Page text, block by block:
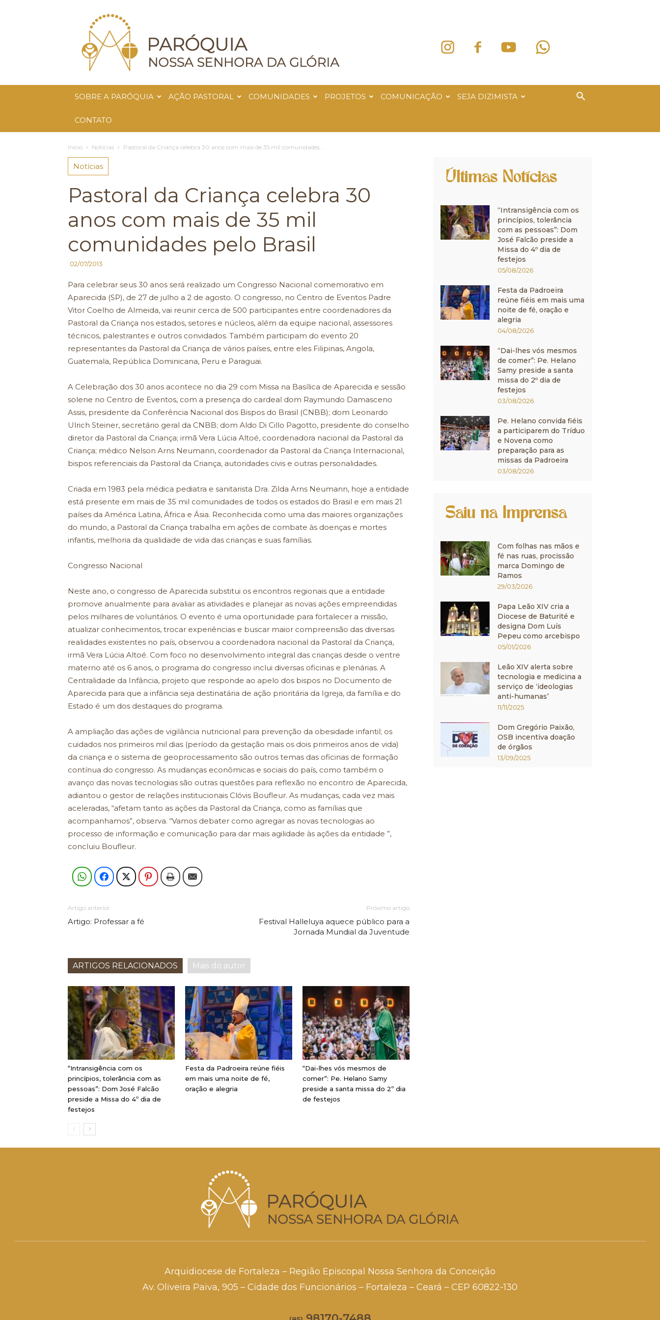
Paróquia
Nossa
Senhora
da
Glória
SOBRE A PARÓQUIA AÇÃO PASTORAL COMUNIDADES PROJETOS COMUNICAÇÃO SEJA DIZIMISTA
CONTATO
Início Notícias Pastoral da Criança celebra 30 anos com mais de 35 mil comunidades...
Notícias
Pastoral da Criança celebra 30
anos com mais de 35 mil
comunidades pelo Brasil
02/07/2013
Para celebrar seus 30 anos será realizado um Congresso Nacional comemorativo em
Aparecida (SP), de 27 de julho a 2 de agosto. O congresso, no Centro de Eventos Padre
Vitor Coelho de Almeida, vai reunir cerca de 500 participantes entre coordenadores da
Pastoral da Criança nos estados, setores e núcleos, além da equipe nacional, assessores
técnicos, palestrantes e outros convidados. Também participam do evento 20
representantes da Pastoral da Criança de vários países, entre eles Filipinas, Angola,
Guatemala, República Dominicana, Peru e Paraguai.
A Celebração dos 30 anos acontece no dia 29 com Missa na Basílica de Aparecida e sessão
solene no Centro de Eventos, com a presença do cardeal dom Raymundo Damasceno
Assis, presidente da Conferência Nacional dos Bispos do Brasil (CNBB); dom Leonardo
Ulrich Steiner, secretário geral da CNBB; dom Aldo Di Cillo Pagotto, presidente do conselho
diretor da Pastoral da Criança; irmã Vera Lúcia Altoé, coordenadora nacional da Pastoral da
Criança; médico Nelson Arns Neumann, coordenador da Pastoral da Criança Internacional,
bispos referenciais da Pastoral da Criança, autoridades civis e outras personalidades.
Criada em 1983 pela médica pediatra e sanitarista Dra. Zilda Arns Neumann, hoje a entidade
está presente em mais de 35 mil comunidades de todos os estados do Brasil e em mais 21
países da América Latina, África e Ásia. Reconhecida como uma das maiores organizações
do mundo, a Pastoral da Criança trabalha em ações de combate às doenças e mortes
infantis, melhoria da qualidade de vida das crianças e suas famílias.
Congresso Nacional
Neste ano, o congresso de Aparecida substitui os encontros regionais que a entidade
promove anualmente para avaliar as atividades e planejar as novas ações empreendidas
pelos milhares de voluntários. O evento é uma oportunidade para fortalecer a missão,
atualizar conhecimentos, trocar experiências e buscar maior compreensão das diversas
realidades existentes no país, observou a coordenadora nacional da Pastoral da Criança,
irmã Vera Lúcia Altoé. Com foco no desenvolvimento integral das crianças desde o ventre
materno até os 6 anos, o programa do congresso inclui diversas oficinas e plenárias. A
Centralidade da Infância, projeto que responde ao apelo dos bispos no Documento de
Aparecida para que a infância seja destinatária de ação prioritária da Igreja, da família e do
Estado é um dos destaques do programa.
A ampliação das ações de vigilância nutricional para prevenção da obesidade infantil; os
cuidados nos primeiros mil dias (período da gestação mais os dois primeiros anos de vida)
da criança e o sistema de geoprocessamento são outros temas das oficinas de formação
contínua do congresso. As mudanças econômicas e sociais do país, como também o
avanço das novas tecnologias são outras questões para reflexão no encontro de Aparecida,
adiantou o gestor de relações institucionais Clóvis Boufleur. As mudanças, cada vez mais
aceleradas, “afetam tanto as ações da Pastoral da Criança, como as famílias que
acompanhamos”, observa. “Vamos debater como agregar as novas tecnologias ao
processo de informação e comunicação para dar mais agilidade às ações da entidade ”,
concluiu Boufleur.
Artigo anterior
Artigo: Professar a fé
Próximo artigo
Festival Halleluya aquece público para a
Jornada Mundial da Juventude
ARTIGOS RELACIONADOS Mais do autor
“Intransigência com os
princípios, tolerância com as
pessoas”: Dom José Falcão
preside a Missa do 4º dia de
festejos
Festa da Padroeira reúne fiéis
em mais uma noite de fé,
oração e alegria
“Dai-lhes vós mesmos de
comer”: Pe. Helano Samy
preside a santa missa do 2º dia
de festejos
Últimas Notícias
“Intransigência com os
princípios, tolerância
com as pessoas”: Dom
José Falcão preside a
Missa do 4º dia de
festejos
05/08/2026
Festa da Padroeira
reúne fiéis em mais uma
noite de fé, oração e
alegria
04/08/2026
“Dai-lhes vós mesmos
de comer”: Pe. Helano
Samy preside a santa
missa do 2º dia de
festejos
03/08/2026
Pe. Helano convida fiéis
a participarem do Tríduo
e Novena como
preparação para as
missas da Padroeira
03/08/2026
Saiu na Imprensa
Com folhas nas mãos e
fé nas ruas, procissão
marca Domingo de
Ramos
29/03/2026
Papa Leão XIV cria a
Diocese de Baturité e
designa Dom Luís
Pepeu como arcebispo
05/01/2026
Leão XIV alerta sobre
tecnologia e medicina a
serviço de ‘ideologias
anti-humanas’
11/11/2025
Dom Gregório Paixão,
OSB incentiva doação
de órgãos
13/09/2025
Arquidiocese de Fortaleza – Região Episcopal Nossa Senhora da Conceição
Av. Oliveira Paiva, 905 – Cidade dos Funcionários – Fortaleza – Ceará – CEP 60822-130